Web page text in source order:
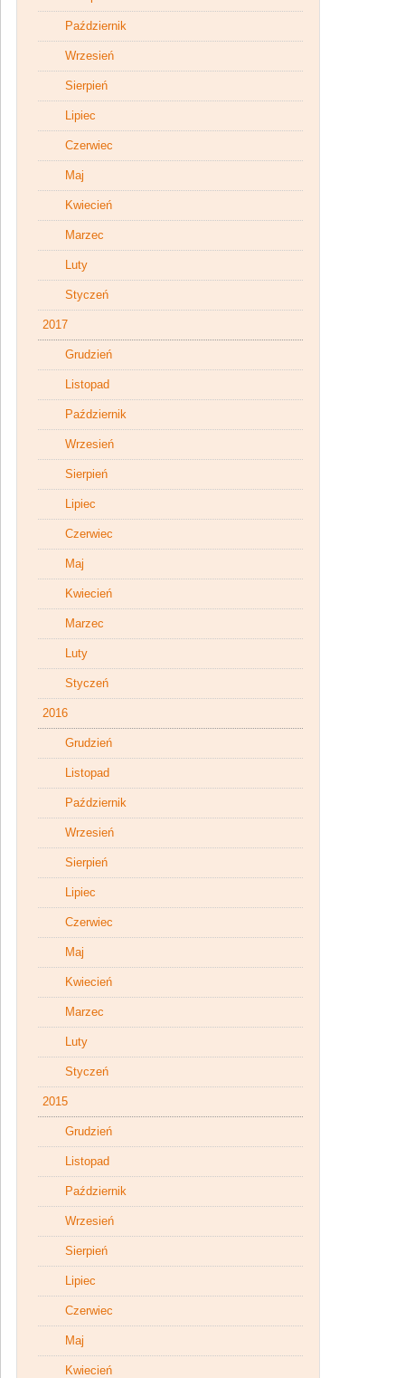
Październik
Wrzesień
Sierpień
Lipiec
Czerwiec
Maj
Kwiecień
Marzec
Luty
Styczeń
2017
Grudzień
Listopad
Październik
Wrzesień
Sierpień
Lipiec
Czerwiec
Maj
Kwiecień
Marzec
Luty
Styczeń
2016
Grudzień
Listopad
Październik
Wrzesień
Sierpień
Lipiec
Czerwiec
Maj
Kwiecień
Marzec
Luty
Styczeń
2015
Grudzień
Listopad
Październik
Wrzesień
Sierpień
Lipiec
Czerwiec
Maj
Kwiecień